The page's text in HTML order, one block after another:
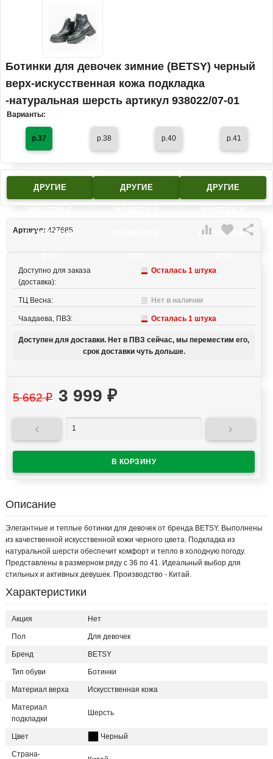
Ботинки для девочек зимние (BETSY) черный
верх-искусственная кожа подкладка
-натуральная шерсть артикул 938022/07-01
Варианты:
р.37 р.38 р.40 р.41
ДРУГИЕ
РАЗМЕРОМ:
ДРУГИЕ ДРУГИЕ
РАЗМЕРОМ:
 favorite 
Артикул: 427685
Доступно для заказа
(доставка):
Осталась 1 штука
ТЦ Весна: Нет в наличии
Чаадаева, ПВЗ: Осталась 1 штука
Доступен для доставки. Нет в ПВЗ сейчас, мы переместим его,
срок доставки чуть дольше.
5 662₽ 3 999 ₽
 
Описание
Элегантные и теплые ботинки для девочек от бренда BETSY. Выполнены
из качественной искусственной кожи черного цвета. Подкладка из
натуральной шерсти обеспечит комфорт и тепло в холодную погоду.
Представлены в размерном ряду с 36 по 41. Идеальный выбор для
стильных и активных девушек. Производство - Китай.
Характеристики
Акция Нет
Пол Для девочек
Бренд BETSY
Тип обуви Ботинки
Материал верха Искусственная кожа
Материал
подкладки
Шерсть
Цвет Черный
Страна-